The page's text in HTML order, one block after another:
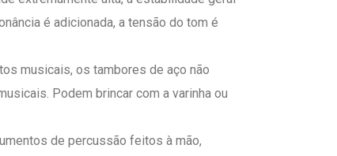
é adicionada, a tensão do tom é
musicais, os tambores de aço não
Podem brincar com a varinha ou
de percussão feitos à mão,